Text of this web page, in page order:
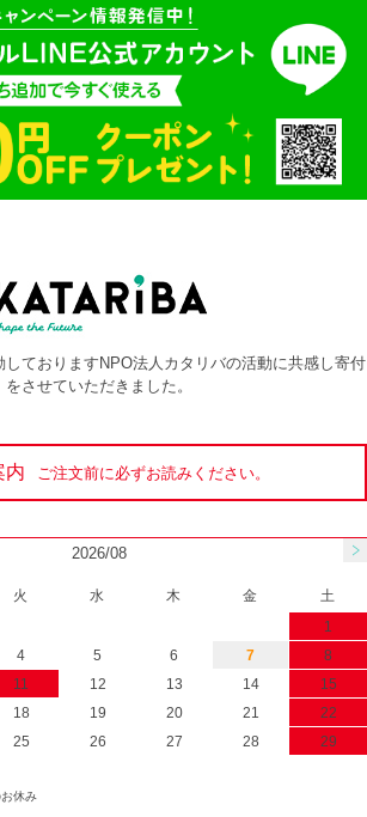
ておりますNPO法人カタリバの活動に共感し寄付
をさせていただきました。
内 ご注文前に必ずお読みください。
2026/08
火 水 木 金
土
1
4 5 6 7
8
11 12 13 14
15
18 19 20 21
22
25 26 27 28
29
休み